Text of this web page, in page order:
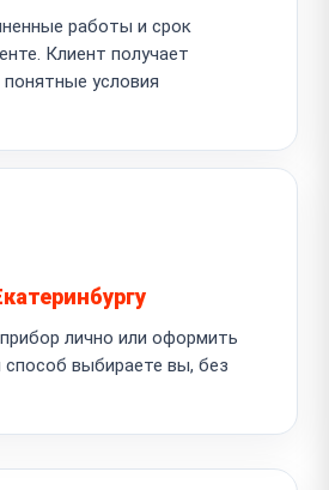
работы и срок
Клиент получает
условия
лично или оформить
выбираете вы, без